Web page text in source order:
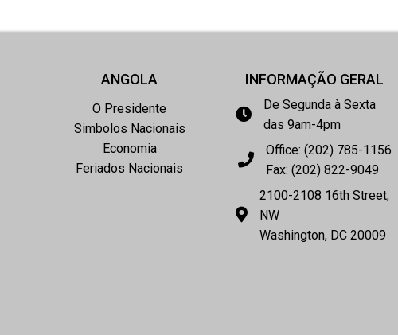
ANGOLA
O Presidente
Simbolos Nacionais
Economia
Feriados Nacionais
INFORMAÇÃO GERAL
De Segunda à Sexta
das 9am-4pm
Office: (202) 785-1156
Fax: (202) 822-9049
2100-2108 16th Street,
NW
Washington, DC 20009